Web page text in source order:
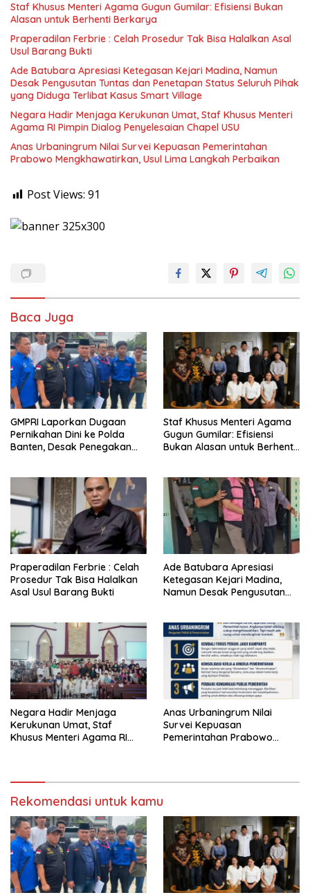
Staf Khusus Menteri Agama Gugun Gumilar: Efisiensi Bukan
Alasan untuk Berhenti Berkarya
Praperadilan Ferbrie : Celah Prosedur Tak Bisa Halalkan Asal
Usul Barang Bukti
Ade Batubara Apresiasi Ketegasan Kejari Madina, Namun
Desak Pengusutan Tuntas dan Penetapan Status Seluruh Pihak
yang Diduga Terlibat Kasus Smart Village
Negara Hadir Menjaga Kerukunan Umat, Staf Khusus Menteri
Agama RI Pimpin Dialog Penyelesaian Chapel USU
Anas Urbaningrum Nilai Survei Kepuasan Pemerintahan
Prabowo Mengkhawatirkan, Usul Lima Langkah Perbaikan
Post Views: 91
Baca Juga
GMPRI Laporkan Dugaan
Pernikahan Dini ke Polda
Banten, Desak Penegakan
Staf Khusus Menteri Agama
Gugun Gumilar: Efisiensi
Bukan Alasan untuk Berhenti
Praperadilan Ferbrie : Celah
Prosedur Tak Bisa Halalkan
Asal Usul Barang Bukti
Ade Batubara Apresiasi
Ketegasan Kejari Madina,
Namun Desak Pengusutan
Terlibat Kasus Smart Village
Negara Hadir Menjaga
Kerukunan Umat, Staf
Khusus Menteri Agama RI
Anas Urbaningrum Nilai
Survei Kepuasan
Pemerintahan Prabowo
Rekomendasi untuk kamu